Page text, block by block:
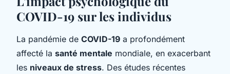
COVID-19 sur les individus
La pandémie de COVID-19 a profondément
affecté la santé mentale mondiale, en exacerbant
les niveaux de stress. Des études récentes